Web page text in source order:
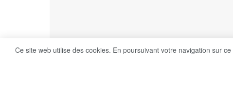
Ce site web utilise des cookies. En poursuivant votre navigation sur